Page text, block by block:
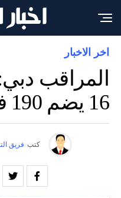
اخر الاخبار
المراقب
16 يضم 190 فنانًا
كتب فريق